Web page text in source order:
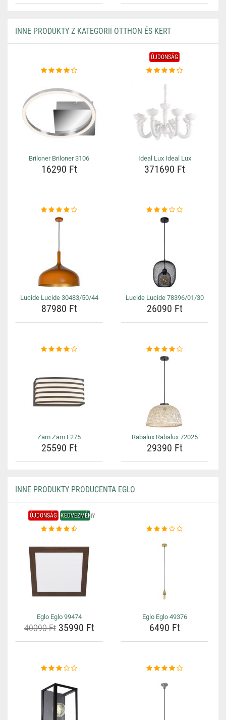
INNE PRODUKTY Z KATEGORII OTTHON ÉS KERT
Briloner Briloner 3106
16290 Ft
ÚJDONSÁG
Ideal Lux Ideal Lux
371690 Ft
Lucide Lucide 30483/50/44
87980 Ft
Lucide Lucide 78396/01/30
26090 Ft
Zam Zam E275
25590 Ft
Rabalux Rabalux 72025
29390 Ft
INNE PRODUKTY PRODUCENTA EGLO
ÚJDONSÁG KEDVEZMÉNY
Eglo Eglo 99474
40090 Ft35990 Ft
Eglo Eglo 49376
6490 Ft